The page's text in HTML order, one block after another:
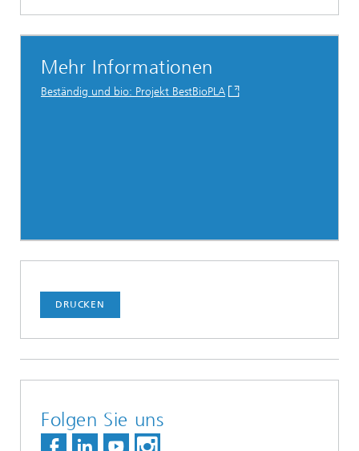
Mehr Informationen
Beständig und bio: Projekt BestBioPLA
DRUCKEN
Folgen Sie uns